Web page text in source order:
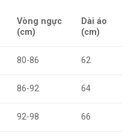
Vòng ngực
(cm)
Dài áo
(cm)
80-86 62
86-92 64
92-98 66